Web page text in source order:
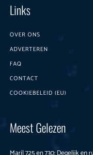
Links
OVER ONS
ADVERTEREN
FAQ
CONTACT
COOKIEBELEID (EU)
Meest Gelezen